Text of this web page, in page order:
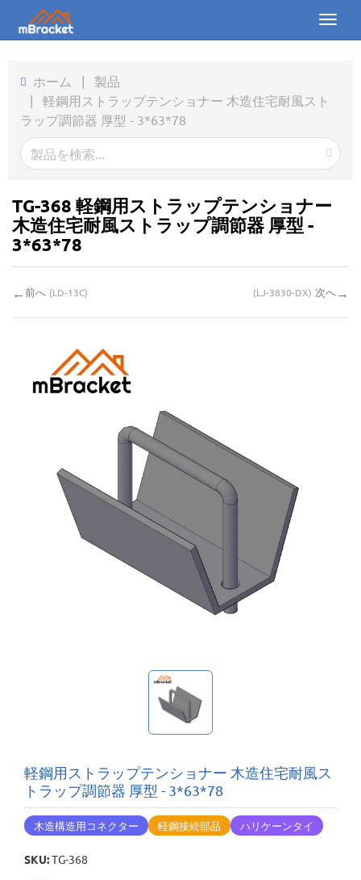
Toggle
製品
会社概要
ダウンロード
マイ問い合わせ
ホーム | 製品
| 軽鋼用ストラップテンショナー 木造住宅耐風スト
ラップ調節器 厚型 - 3*63*78
TG-368 軽鋼用ストラップテンショナー
木造住宅耐風ストラップ調節器 厚型 -
3*63*78
←前へ (LD-13C) (LJ-3830-DX) 次へ→
軽鋼用ストラップテンショナー 木造住宅耐風ス
トラップ調節器 厚型 - 3*63*78
木造構造用コネクター 軽鋼接続部品 ハリケーンタイ
SKU:TG-368